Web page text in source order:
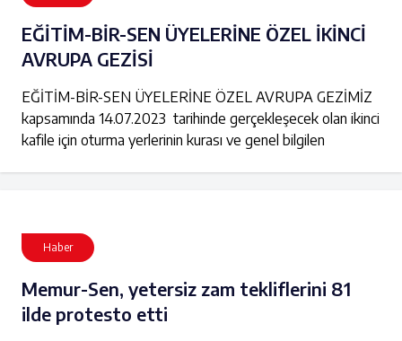
EĞİTİM-BİR-SEN ÜYELERİNE ÖZEL İKİNCİ
AVRUPA GEZİSİ
EĞİTİM-BİR-SEN ÜYELERİNE ÖZEL AVRUPA GEZİMİZ
kapsamında 14.07.2023 tarihinde gerçekleşecek olan ikinci
kafile için oturma yerlerinin kurası ve genel bilgilen
Haber
Memur-Sen, yetersiz zam tekliflerini 81
ilde protesto etti